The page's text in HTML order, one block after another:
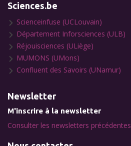
Sciences.be
Scienceinfuse (UCLouvain)
Département Inforsciences (ULB)
Réjouisciences (ULiège)
MUMONS (UMons)
Confluent des Savoirs (UNamur)
Newsletter
M'inscrire à la newsletter
Consulter les newsletters précédentes